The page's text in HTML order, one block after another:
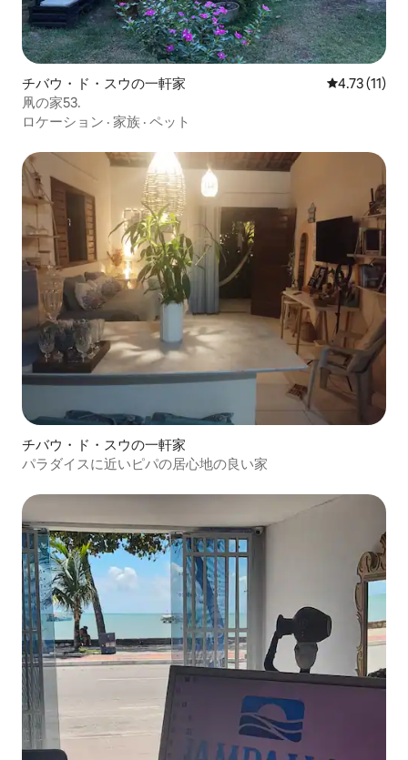
チバウ・ド・スウの一軒家 レビュー11
4.73 (11)
凧の家53.
ロケーション · 家族 · ペット
チバウ・ド・スウの一軒家
パラダイスに近いピパの居心地の良い家